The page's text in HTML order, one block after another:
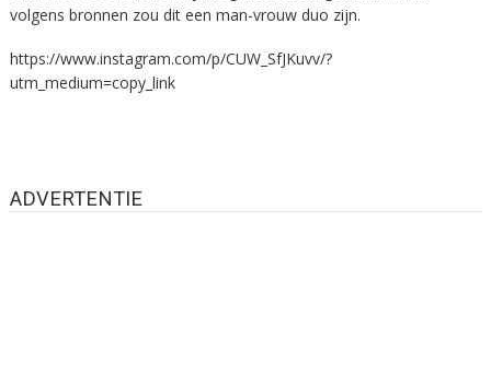
volgens bronnen zou dit een man-vrouw duo zijn.
https://www.instagram.com/p/CUW_SfJKuvv/?
utm_medium=copy_link
ADVERTENTIE